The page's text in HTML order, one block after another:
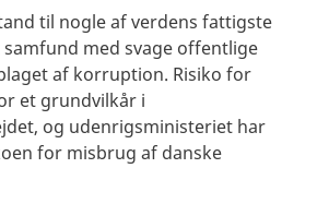
til nogle af verdens fattigste
med svage offentlige
af korruption. Risiko for
et grundvilkår i
og udenrigsministeriet har
for misbrug af danske